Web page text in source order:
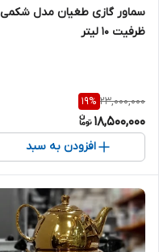
سماور گازی طغیان مدل شکمی
ظرفیت 10 لیتر
23,000,000
19%
18,500,000
افزودن به سبد